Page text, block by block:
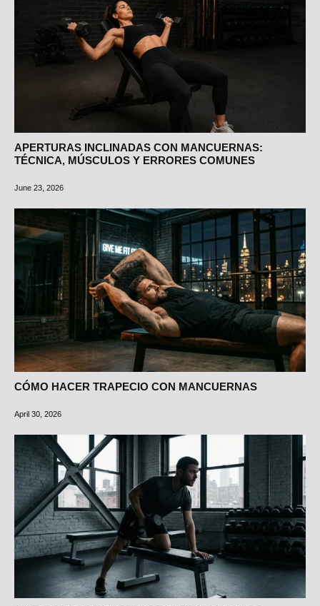
APERTURAS INCLINADAS CON MANCUERNAS:
TÉCNICA, MÚSCULOS Y ERRORES COMUNES
June 23, 2026
CÓMO HACER TRAPECIO CON MANCUERNAS
April 30, 2026